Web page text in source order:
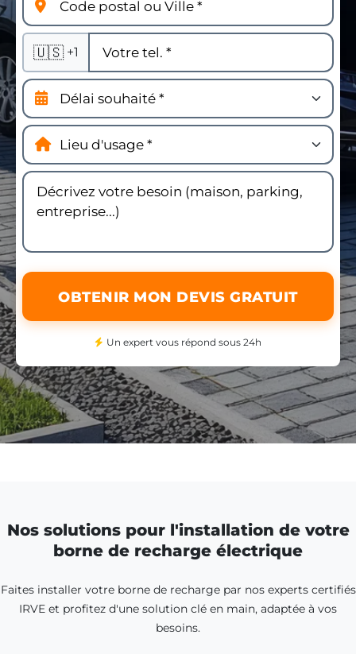
🇺🇸 +1
OBTENIR MON DEVIS GRATUIT
Un expert vous répond sous 24h
Nos solutions pour l'installation de votre
borne de recharge électrique
Faites installer votre borne de recharge par nos experts certifiés
IRVE et profitez d'une solution clé en main, adaptée à vos
besoins.